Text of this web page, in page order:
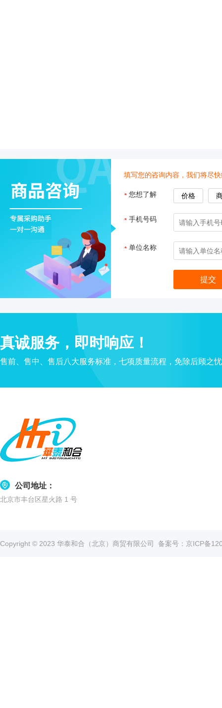
填写您的咨询内容，我们将尽
* 您想了解 价格
* 手机号码
* 单位名称
真诚服务，即时响应！
售前、售中、售后八大服务标准，七项质量流程，免除后顾之忧
公司地址：
北京市丰台区星火路 1 号
Copyright © 2023 华泰和合（北京）商贸有限公司 备案号：京ICP备